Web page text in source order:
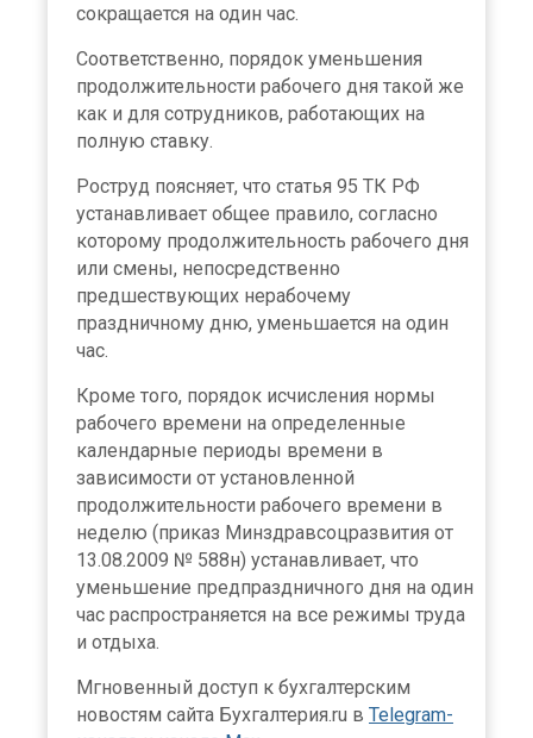
сокращается на один час.
Соответственно, порядок уменьшения
продолжительности рабочего дня такой же
как и для сотрудников, работающих на
полную ставку.
Роструд поясняет, что статья 95 ТК РФ
устанавливает общее правило, согласно
которому продолжительность рабочего дня
или смены, непосредственно
предшествующих нерабочему
праздничному дню, уменьшается на один
час.
Кроме того, порядок исчисления нормы
рабочего времени на определенные
календарные периоды времени в
зависимости от установленной
продолжительности рабочего времени в
неделю (приказ Минздравсоцразвития от
13.08.2009 № 588н) устанавливает, что
уменьшение предпраздничного дня на один
час распространяется на все режимы труда
и отдыха.
Мгновенный доступ к бухгалтерским
новостям сайта Бухгалтерия.ru в Telegram-